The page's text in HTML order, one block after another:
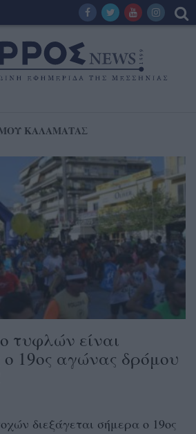
ΚΑΛΑΜΑΤΑΣ
τυφλών είναι
19ος αγώνας δρόμου
διεξάγεται σήμερα ο 19ος